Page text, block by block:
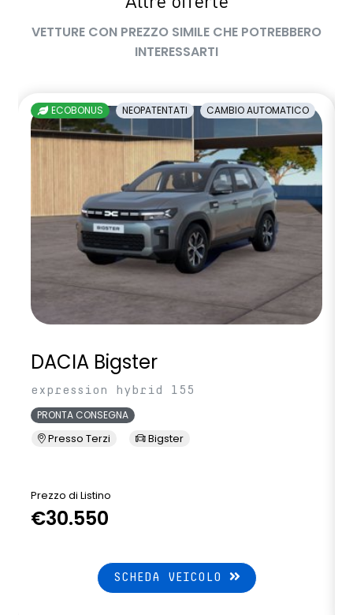
VETTURE CON PREZZO SIMILE CHE POTREBBERO
INTERESSARTI
ECOBONUS NEOPATENTATI CAMBIO AUTOMATICO
DACIA Bigster
expression hybrid 155
PRONTA CONSEGNA
Presso Terzi Bigster
Prezzo di Listino
€30.550
SCHEDA VEICOLO